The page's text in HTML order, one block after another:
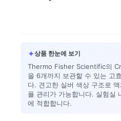
✦상품 한눈에 보기
Thermo Fisher Scientific의
을 6개까지 보관할 수 있는 고
다. 견고한 실버 색상 구조로
플 관리가 가능합니다. 실험실
에 적합합니다.